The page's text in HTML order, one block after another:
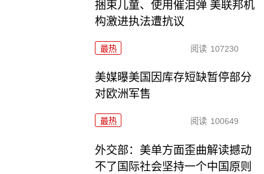
捆束儿童、使用催泪弹 美联邦机
构激进执法遭抗议
最热 阅读 107230
美媒曝美国因库存短缺暂停部分
对欧洲军售
最热 阅读 100649
外交部：美单方面歪曲解读撼动
不了国际社会坚持一个中国原则